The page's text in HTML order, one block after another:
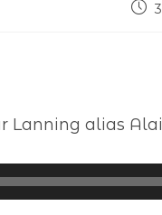
Lanning alias